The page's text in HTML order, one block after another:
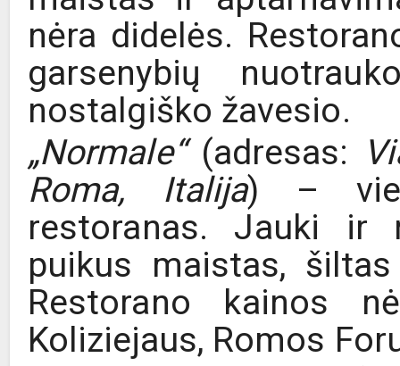
nėra didelės.
garsenybių
nostalgiško žavesio.
„Normale“(adresas:
Roma, Italija) –
restoranas. Jauki ir
puikus maistas,
Restorano kainos
Koliziejaus, Romos